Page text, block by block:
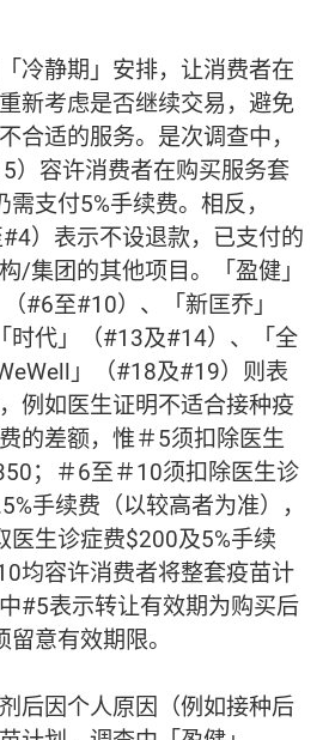
冷静期」安排，让消费者在
新考虑是否继续交易，避免
合适的服务。是次调查中，
）容许消费者在购买服务套
支付5%手续费。相反，
#4）表示不设退款，已支付的
/集团的其他项目。「盈健」
#6至#10）、「新匡乔」
时代」（#13及#14）、「全
」（#18及#19）则表
例如医生证明不适合接种疫
的差额，惟＃5须扣除医生
；＃6至＃10须扣除医生诊
手续费（以较高者为准），
生诊症费$200及5%手续
均容许消费者将整套疫苗计
#5表示转让有效期为购买后
意有效期限。
后因个人原因（例如接种后